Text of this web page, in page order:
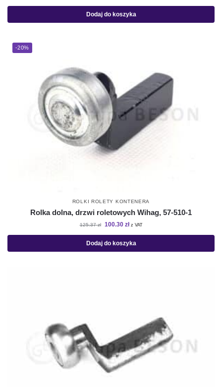
Dodaj do koszyka
-20%
ROLKI ROLETY KONTENERA
Rolka dolna, drzwi roletowych Wihag, 57-510-1
125.37zł 100.30 zł z VAT
Dodaj do koszyka